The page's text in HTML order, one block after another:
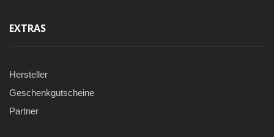
EXTRAS
Hersteller
Geschenkgutscheine
Partner